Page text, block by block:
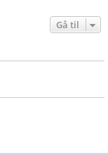
Gå til